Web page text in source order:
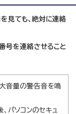
見ても、絶対に連絡
号を連絡させること
大音量の警告音を鳴
パソコンのセキュ